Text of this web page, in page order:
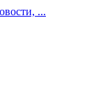
...